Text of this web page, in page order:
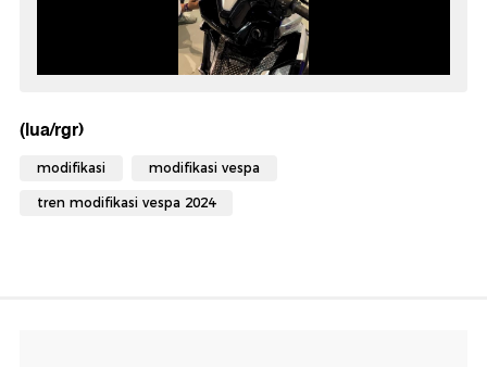
(lua/rgr)
modifikasi modifikasi vespa
tren modifikasi vespa 2024